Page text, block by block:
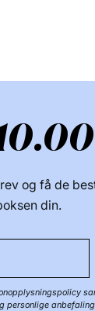
og få de
din.
personlige